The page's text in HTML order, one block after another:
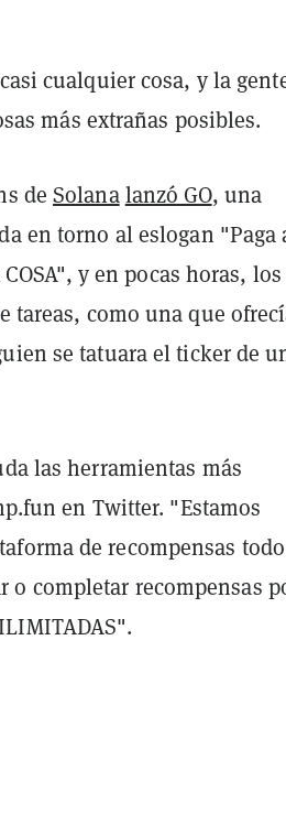
cualquier cosa, y la
más extrañas posibles.
deSolana lanzó GO, una
en torno al eslogan "Paga
y en pocas horas, los
tareas, como una que
se tatuara el ticker de
las herramientas más
en Twitter. "Estamos
de recompensas
o completar recompensas